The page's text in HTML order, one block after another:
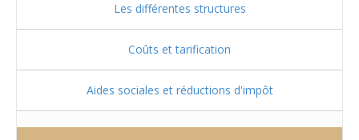
Les différentes structures
Coûts et tarification
Aides sociales et réductions d'impôt